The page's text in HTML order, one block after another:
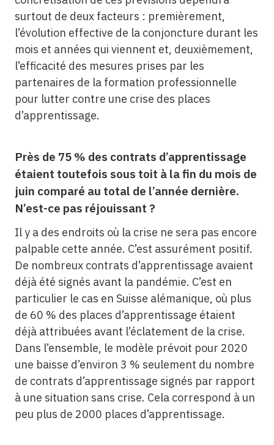
surtout de deux facteurs : premièrement,
l’évolution effective de la conjoncture durant les
mois et années qui viennent et, deuxièmement,
l’efficacité des mesures prises par les
partenaires de la formation professionnelle
pour lutter contre une crise des places
d’apprentissage.
Près de 75 % des contrats d’apprentissage
étaient toutefois sous toit à la fin du mois de
juin comparé au total de l’année dernière.
N’est-ce pas réjouissant ?
Il y a des endroits où la crise ne sera pas encore
palpable cette année. C’est assurément positif.
De nombreux contrats d’apprentissage avaient
déjà été signés avant la pandémie. C’est en
particulier le cas en Suisse alémanique, où plus
de 60 % des places d’apprentissage étaient
déjà attribuées avant l’éclatement de la crise.
Dans l’ensemble, le modèle prévoit pour 2020
une baisse d’environ 3 % seulement du nombre
de contrats d’apprentissage signés par rapport
à une situation sans crise. Cela correspond à un
peu plus de 2000 places d’apprentissage.